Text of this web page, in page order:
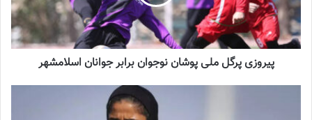
2023-06-14
شماره 918 روزنامه فوتبالز منتشر شد
2023-07-07
پیروزی پرگل ملی پوشان نوجوان برابر جوانان اسلامشهر